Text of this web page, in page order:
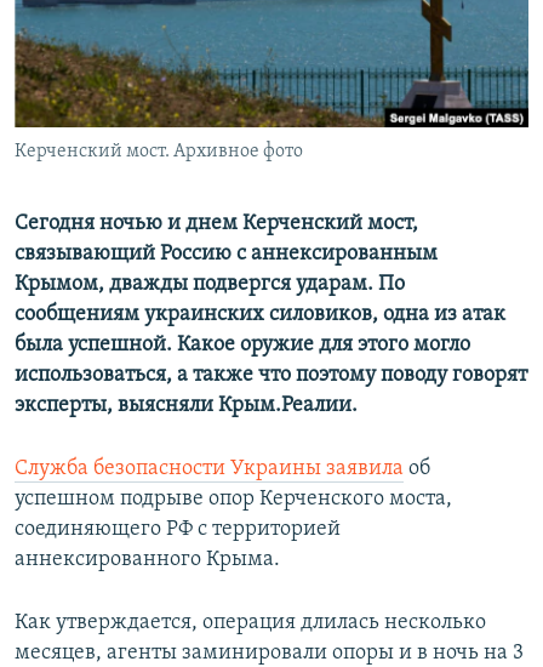
ПОБЕДИТЕЛЕЙ НЕ СУДЯТ?
КРЫМ.НЕПОКОРЕННЫЙ
ELIFBE
УКРАИНСКАЯ ПРОБЛЕМА КРЫМА
ПРИСОЕДИНЯЙТЕСЬ!
Керченский мост. Архивное фото
Сегодня ночью и днем Керченский мост,
связывающий Россию с аннексированным
Крымом, дважды подвергся ударам. По
сообщениям украинских силовиков, одна из атак
была успешной. Какое оружие для этого могло
использоваться, а также что поэтому поводу говорят
эксперты, выясняли Крым.Реалии.
Служба безопасности Украины заявила об
успешном подрыве опор Керченского моста,
соединяющего РФ с территорией
аннексированного Крыма.
Как утверждается, операция длилась несколько
месяцев, агенты заминировали опоры и в ночь на 3